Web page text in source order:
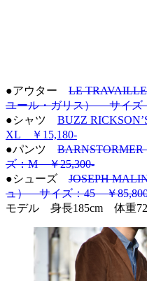
●アウター LE
ユール・ガリス） サイズ
●シャツ BUZZ
XL ￥15,180-
●パンツ
ズ：M ￥25,300-
●シューズ JOSEPH
ュ） サイズ：45 ￥
モデル 身長185cm 体重